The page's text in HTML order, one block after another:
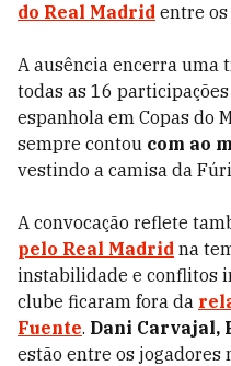
do Real Madrid entre
A ausência encerra uma
todas as 16
espanhola em Copas do
sempre contou com ao
vestindo a camisa da
A convocação reflete
pelo Real Madrid na
instabilidade e conflitos
clube ficaram fora da
Fuente. Dani Carvajal,
estão entre os jogadores